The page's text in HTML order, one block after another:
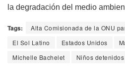
la degradación del medio
Tags: Alta Comisionada de la ONU
El Sol Latino
Estados Unidos
Michelle Bachelet
Niños detenidos